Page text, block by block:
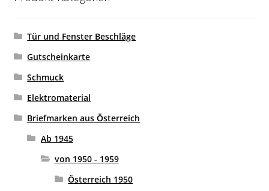
Tür und Fenster Beschläge
Gutscheinkarte
Schmuck
Elektromaterial
Briefmarken aus Österreich
Ab 1945
von 1950 - 1959
Österreich 1950